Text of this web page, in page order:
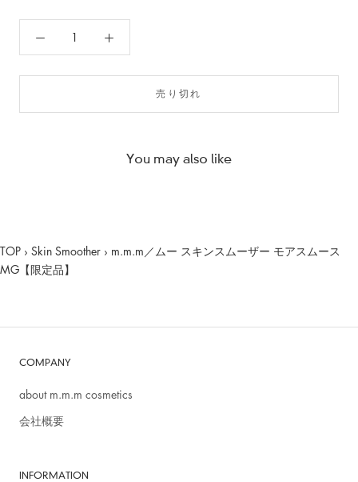
【お知らせ】
売り切れ
You may also like
TOP › Skin Smoother › m.m.m／ムー スキンスムーザー モアスムース
MG【限定品】
COMPANY
about m.m.m cosmetics
会社概要
INFORMATION